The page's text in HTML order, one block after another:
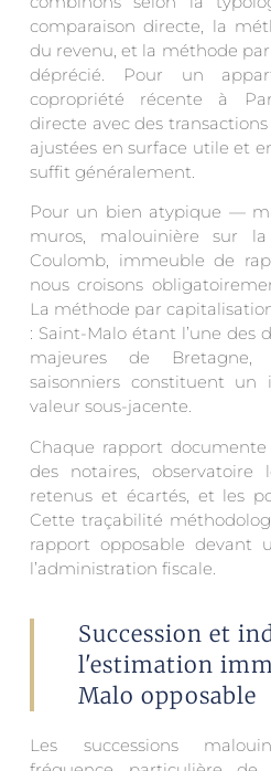
comparaison directe, la
du revenu, et la méthode
déprécié. Pour un
copropriété récente à
directe avec des
ajustées en surface utile et
suffit généralement.
Pour un bien atypique —
muros, malouinière sur
Coulomb, immeuble de
nous croisons
La méthode par
: Saint-Malo étant l’une des
majeures de Bretagne,
saisonniers constituent un
valeur sous-jacente.
Chaque rapport documente
des notaires, observatoire
retenus et écartés, et les
Cette traçabilité
rapport opposable devant
l’administration fiscale.
Succession et
l'estimation
Malo opposable
Les successions